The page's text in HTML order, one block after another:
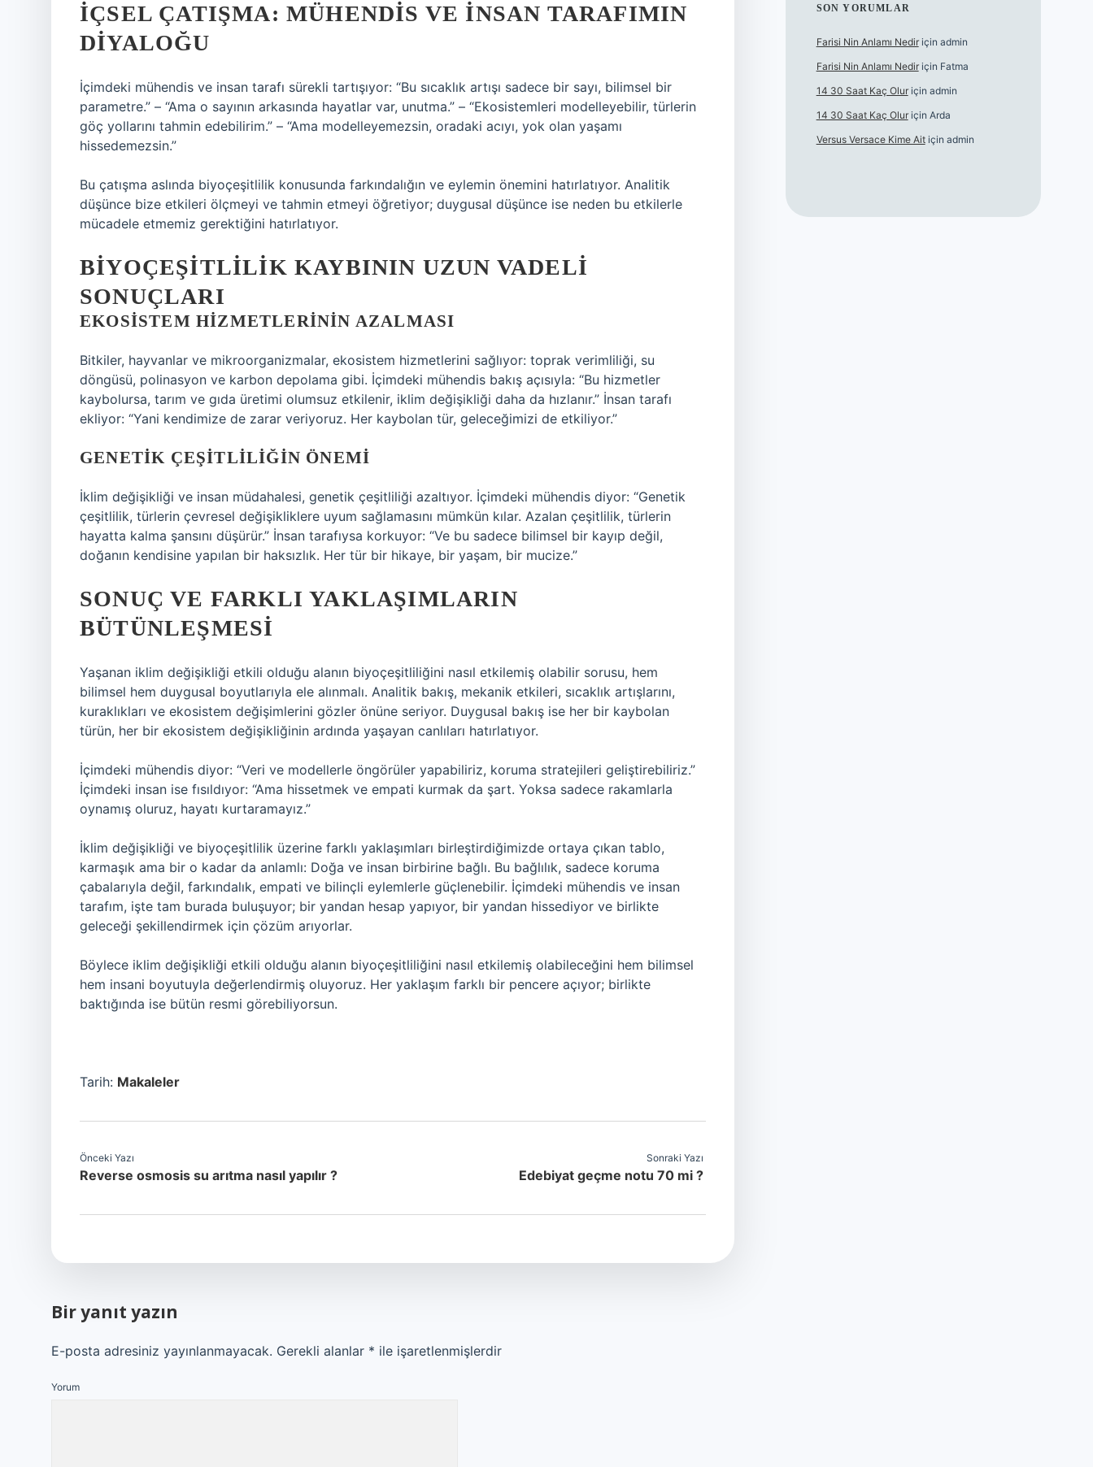
İÇSEL ÇATIŞMA: MÜHENDIS VE İNSAN TARAFIMIN
DIYALOĞU
İçimdeki mühendis ve insan tarafı sürekli tartışıyor: “Bu sıcaklık artışı sadece bir sayı, bilimsel bir
parametre.” – “Ama o sayının arkasında hayatlar var, unutma.” – “Ekosistemleri modelleyebilir, türlerin
göç yollarını tahmin edebilirim.” – “Ama modelleyemezsin, oradaki acıyı, yok olan yaşamı
hissedemezsin.”
Bu çatışma aslında biyoçeşitlilik konusunda farkındalığın ve eylemin önemini hatırlatıyor. Analitik
düşünce bize etkileri ölçmeyi ve tahmin etmeyi öğretiyor; duygusal düşünce ise neden bu etkilerle
mücadele etmemiz gerektiğini hatırlatıyor.
BIYOÇEŞITLILIK KAYBININ UZUN VADELI
SONUÇLARI
EKOSISTEM HIZMETLERININ AZALMASI
Bitkiler, hayvanlar ve mikroorganizmalar, ekosistem hizmetlerini sağlıyor: toprak verimliliği, su
döngüsü, polinasyon ve karbon depolama gibi. İçimdeki mühendis bakış açısıyla: “Bu hizmetler
kaybolursa, tarım ve gıda üretimi olumsuz etkilenir, iklim değişikliği daha da hızlanır.” İnsan tarafı
ekliyor: “Yani kendimize de zarar veriyoruz. Her kaybolan tür, geleceğimizi de etkiliyor.”
GENETIK ÇEŞITLILIĞIN ÖNEMI
İklim değişikliği ve insan müdahalesi, genetik çeşitliliği azaltıyor. İçimdeki mühendis diyor: “Genetik
çeşitlilik, türlerin çevresel değişikliklere uyum sağlamasını mümkün kılar. Azalan çeşitlilik, türlerin
hayatta kalma şansını düşürür.” İnsan tarafıysa korkuyor: “Ve bu sadece bilimsel bir kayıp değil,
doğanın kendisine yapılan bir haksızlık. Her tür bir hikaye, bir yaşam, bir mucize.”
SONUÇ VE FARKLI YAKLAŞIMLARIN
BÜTÜNLEŞMESI
Yaşanan iklim değişikliği etkili olduğu alanın biyoçeşitliliğini nasıl etkilemiş olabilir sorusu, hem
bilimsel hem duygusal boyutlarıyla ele alınmalı. Analitik bakış, mekanik etkileri, sıcaklık artışlarını,
kuraklıkları ve ekosistem değişimlerini gözler önüne seriyor. Duygusal bakış ise her bir kaybolan
türün, her bir ekosistem değişikliğinin ardında yaşayan canlıları hatırlatıyor.
İçimdeki mühendis diyor: “Veri ve modellerle öngörüler yapabiliriz, koruma stratejileri geliştirebiliriz.”
İçimdeki insan ise fısıldıyor: “Ama hissetmek ve empati kurmak da şart. Yoksa sadece rakamlarla
oynamış oluruz, hayatı kurtaramayız.”
İklim değişikliği ve biyoçeşitlilik üzerine farklı yaklaşımları birleştirdiğimizde ortaya çıkan tablo,
karmaşık ama bir o kadar da anlamlı: Doğa ve insan birbirine bağlı. Bu bağlılık, sadece koruma
çabalarıyla değil, farkındalık, empati ve bilinçli eylemlerle güçlenebilir. İçimdeki mühendis ve insan
tarafım, işte tam burada buluşuyor; bir yandan hesap yapıyor, bir yandan hissediyor ve birlikte
geleceği şekillendirmek için çözüm arıyorlar.
Böylece iklim değişikliği etkili olduğu alanın biyoçeşitliliğini nasıl etkilemiş olabileceğini hem bilimsel
hem insani boyutuyla değerlendirmiş oluyoruz. Her yaklaşım farklı bir pencere açıyor; birlikte
baktığında ise bütün resmi görebiliyorsun.
Tarih: Makaleler
Önceki Yazı
Reverse osmosis su arıtma nasıl yapılır ?
Sonraki Yazı
Edebiyat geçme notu 70 mi ?
Bir yanıt yazın
E-posta adresiniz yayınlanmayacak. Gerekli alanlar * ile işaretlenmişlerdir
Yorum
SON YORUMLAR
Farisi Nin Anlamı Nediriçin admin
Farisi Nin Anlamı Nediriçin Fatma
14 30 Saat Kaç Oluriçin admin
14 30 Saat Kaç Oluriçin Arda
Versus Versace Kime Aitiçin admin